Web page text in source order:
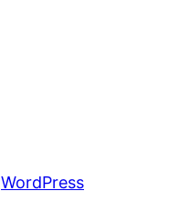
WordPress